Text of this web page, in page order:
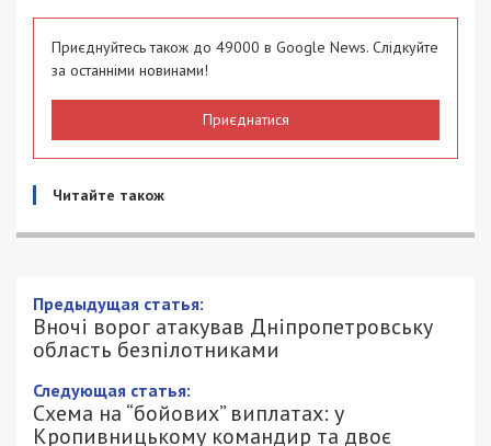
Приєднуйтесь також до 49000 в Google News. Слідкуйте
за останніми новинами!
Приєднатися
Читайте також
Вночі ворог атакував
Дніпропетровську область
безпілотниками
20/05/2025 - 9:15
ПЕТРО ЩУКІН - СПЕЦИАЛЬНО ДЛЯ